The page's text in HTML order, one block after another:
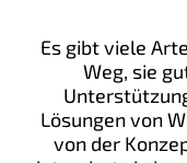
Es gibt viele
Weg, sie
Lösungen von
von der